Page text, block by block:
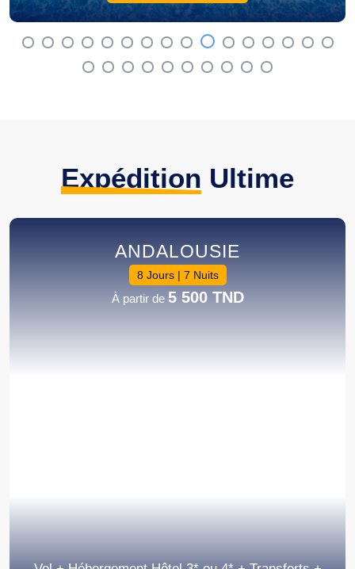
Expédition Ultime
ANDALOUSIE
8 Jours | 7 Nuits
À partir de 5 500 TND